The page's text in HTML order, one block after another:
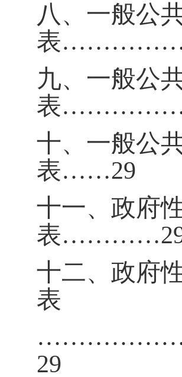
八、一般公
表
九、一般公
表
十、一般公
表……29
十一、政府
表…………
十二、政府
表
29